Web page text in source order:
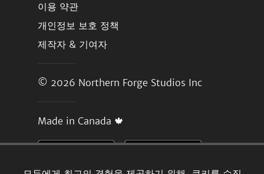
이용 약관
개인정보 보호 정책
제작자 & 기여자
© 2026 Northern Forge Studios Inc
Made in Canada 🍁